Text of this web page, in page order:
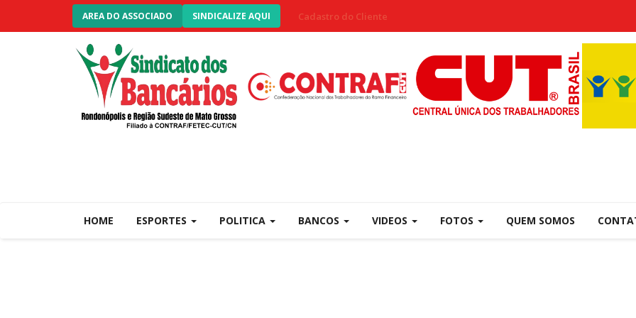
AREA DO ASSOCIADO SINDICALIZE AQUI Cadastro do Cliente
HOME ESPORTES POLITICA BANCOS VIDEOS FOTOS QUEM SOMOS